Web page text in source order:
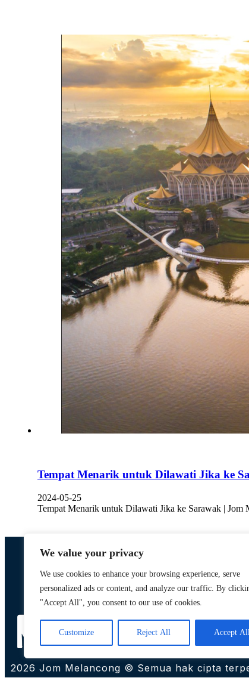
We value your privacy
We use cookies to enhance your browsing experience, serve
personalized ads or content, and analyze our traffic. By
"Accept All", you consent to our use of cookies.
Customize Reject All Accept
Tempat Menarik untuk Dilawati Jika ke
2024-05-25
Tempat Menarik untuk Dilawati Jika ke Sarawak | Jom
Designed by,
Khalifah Media Networks (M) Sdn
2026 Jom Melancong © Semua hak cipta